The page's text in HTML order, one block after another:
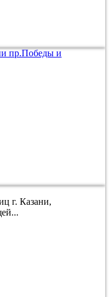
пр.Победы и
г. Казани,